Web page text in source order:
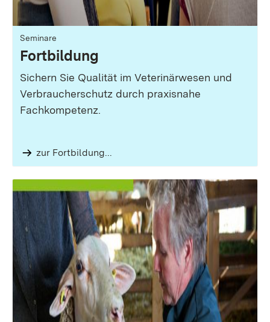
Seminare
Fortbildung
Sichern Sie Qualität im Veterinärwesen und
Verbraucherschutz durch praxisnahe
Fachkompetenz.
zur Fortbildung...